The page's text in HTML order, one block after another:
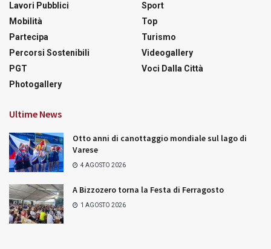
Lavori Pubblici
Mobilità
Partecipa
Percorsi Sostenibili
PGT
Photogallery
Sport
Top
Turismo
Videogallery
Voci Dalla Città
Ultime News
Otto anni di canottaggio mondiale sul lago di
Varese
4 AGOSTO 2026
A Bizzozero torna la Festa di Ferragosto
1 AGOSTO 2026